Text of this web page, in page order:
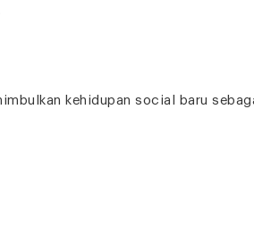
kehidupan social baru